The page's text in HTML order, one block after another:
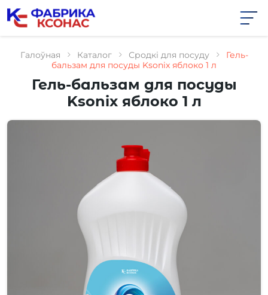
the
Галоўная Каталог Сродкі для посуду
Гель-
бальзам для посуды Ksonix яблоко 1 л
Гель-бальзам для посуды
Ksonix яблоко 1 л